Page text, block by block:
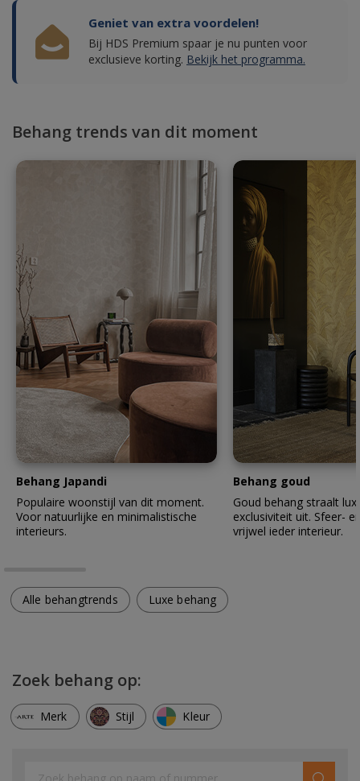
Geniet van extra voordelen!
Bij HDS Premium spaar je nu punten voor
exclusieve korting. Bekijk het programma.
Behang trends van dit moment
Behang Japandi
Populaire woonstijl van dit moment.
Voor natuurlijke en minimalistische
interieurs.
Behang goud
Goud behang straalt
exclusiviteit uit. Sfeer-
vrijwel ieder interieur.
Alle behangtrends Luxe behang
Zoek behang op:
Merk Stijl Kleur